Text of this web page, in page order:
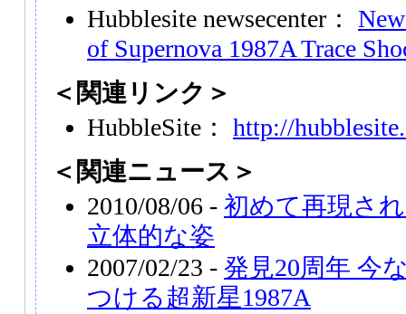
Hubblesite newsecenter：
of Supernova 1987A Trace
＜関連リンク＞
HubbleSite： http://
＜関連ニュース＞
2010/08/06 - 初めて再現さ
立体的な姿
2007/02/23 - 発見20周年 今
つける超新星1987A